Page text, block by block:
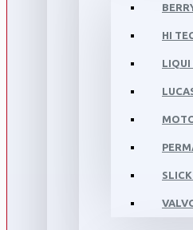
HI
LIQUI